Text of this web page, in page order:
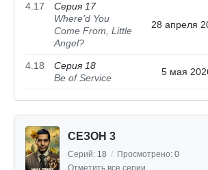
4.17
Серия 17
Where'd You
Come From, Little
Angel?
28 апреля
4.18
Серия 18
Be of Service
5 мая
СЕЗОН 3
Серий: 18 / Просмотрено: 0